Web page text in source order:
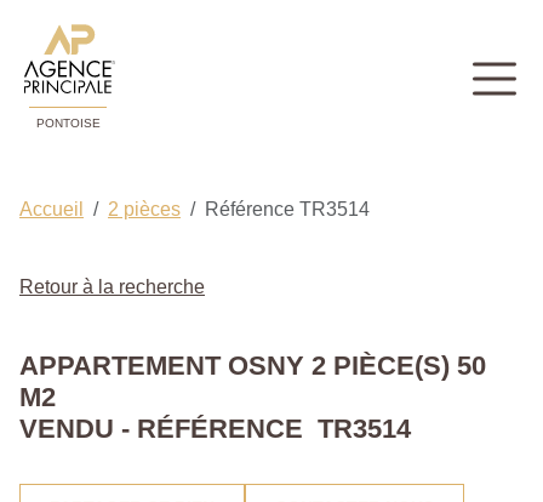
PONTOISE
Accueil 2 pièces Référence TR3514
Retour à la recherche
APPARTEMENT OSNY 2 PIÈCE(S) 50
M2
VENDU - RÉFÉRENCE TR3514